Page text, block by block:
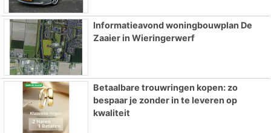
Informatieavond woningbouwplan De
Zaaier in Wieringerwerf
Betaalbare trouwringen kopen: zo
bespaar je zonder in te leveren op
kwaliteit